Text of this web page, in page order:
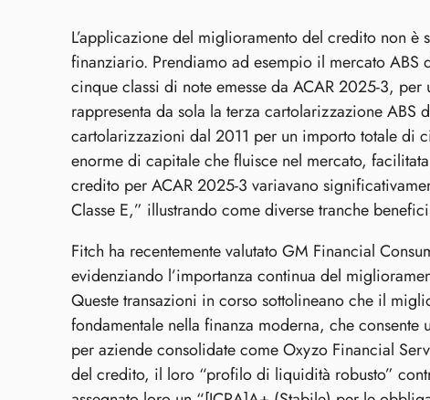
L’applicazione del miglioramento del credito non
finanziario. Prendiamo ad esempio il mercato ABS
cinque classi di note emesse da ACAR 2025-3,
rappresenta da sola la terza cartolarizzazione
cartolarizzazioni dal 2011 per un importo totale di
enorme di capitale che fluisce nel mercato,
credito per ACAR 2025-3 variavano
Classe E,” illustrando come diverse tranche
Fitch ha recentemente valutato GM Financial
evidenziando l’importanza continua del
Queste transazioni in corso sottolineano che il
fondamentale nella finanza moderna, che
per aziende consolidate come Oxyzo Financial
del credito, il loro “profilo di liquidità robusto”